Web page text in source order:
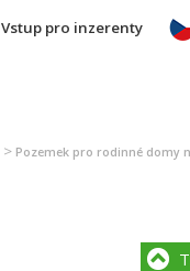
Vstup pro inzerenty
> Pozemek pro rodinné domy na